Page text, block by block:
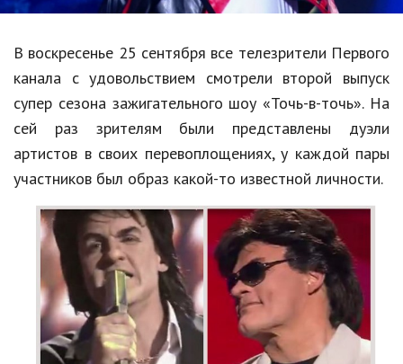
Знаменитости
Статьи
Обзоры
Красота и здоровье
Hi-Tech. Интернет
Авто, мото
Дом и сад
В воскресенье 25 сентября все телезрители Первого
канала с удовольствием смотрели второй выпуск
супер сезона зажигательного шоу «Точь-в-точь». На
сей раз зрителям были представлены дуэли
артистов в своих перевоплощениях, у каждой пары
участников был образ какой-то известной личности.